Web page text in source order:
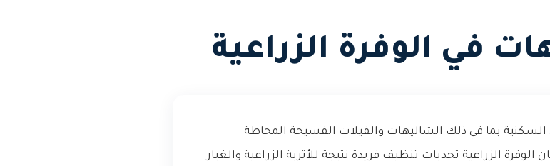
في الوفرة الزراعية
السكنية بما في ذلك الشاليهات والفيلات الفسيحة المحاطة
الزراعية تحديات تنظيف فريدة نتيجة للأتربة الزراعية والغبار